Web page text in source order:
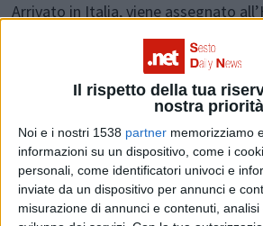
Il rispetto della tua
nostra priorità
Noi e i nostri 1538 partner memorizziamo
informazioni su un dispositivo, come i
personali, come identificatori univoci e
inviate da un dispositivo per annunci e
misurazione di annunci e contenuti,
Arrivato in Italia, viene assegnato
pertinenza, ecco il primo di una serie
migrante affronta al momento
In Lombardia ad esempio l'Hub
di C.A.S, Centro di accoglienza
qui viene ospitato in attesa di
Commissione territoriale per la